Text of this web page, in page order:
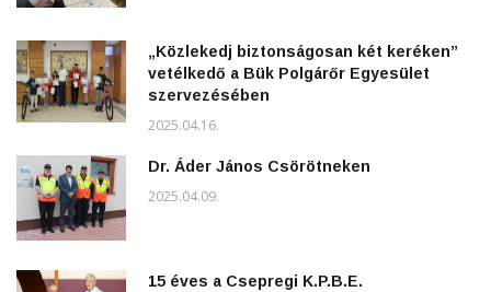
„Közlekedj biztonságosan két keréken”
vetélkedő a Bük Polgárőr Egyesület
szervezésében
2025.04.16.
Dr. Áder János Csörötneken
2025.04.09.
15 éves a Csepregi K.P.B.E.